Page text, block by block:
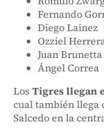
Fernando
Diego Lainez
Ozziel
Juan Brunetta
Ángel Correa
Los Tigres llegan
cual también llega
Salcedo en la